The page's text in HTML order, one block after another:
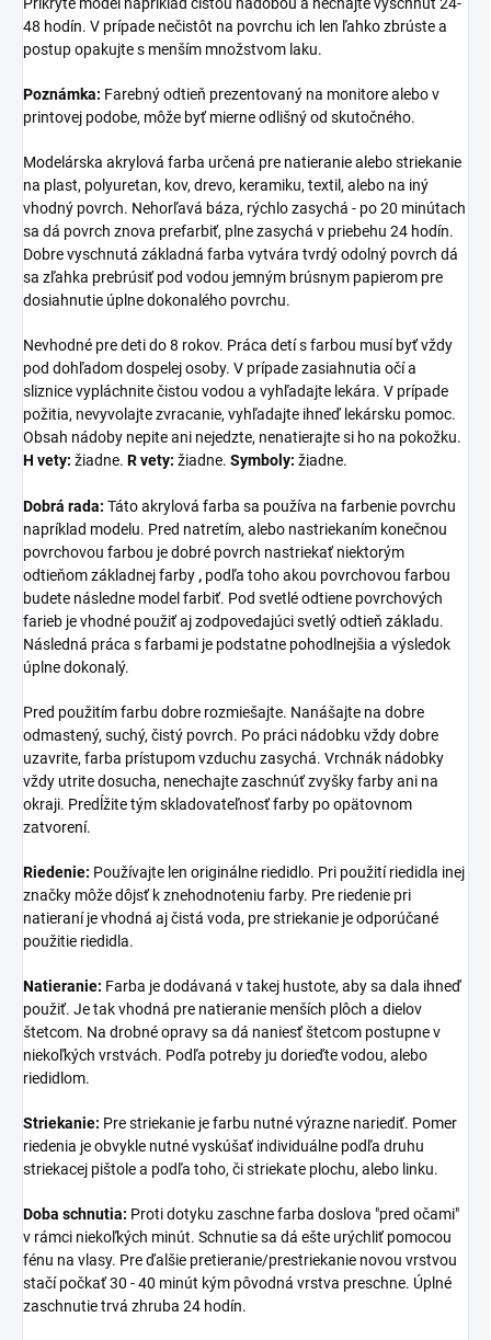
48 hodín. V prípade nečistôt na povrchu ich len ľahko zbrúste a
postup opakujte s menším množstvom laku.
Poznámka: Farebný odtieň prezentovaný na monitore alebo v
printovej podobe, môže byť mierne odlišný od skutočného.
Modelárska akrylová farba určená pre natieranie alebo striekanie
na plast, polyuretan, kov, drevo, keramiku, textil, alebo na iný
vhodný povrch. Nehorľavá báza, rýchlo zasychá - po 20 minútach
sa dá povrch znova prefarbiť, plne zasychá v priebehu 24 hodín.
Dobre vyschnutá základná farba vytvára tvrdý odolný povrch dá
sa zľahka prebrúsiť pod vodou jemným brúsnym papierom pre
dosiahnutie úplne dokonalého povrchu.
Nevhodné pre deti do 8 rokov. Práca detí s farbou musí byť vždy
pod dohľadom dospelej osoby. V prípade zasiahnutia očí a
sliznice vypláchnite čistou vodou a vyhľadajte lekára. V prípade
požitia, nevyvolajte zvracanie, vyhľadajte ihneď lekársku pomoc.
Obsah nádoby nepite ani nejedzte, nenatierajte si ho na pokožku.
H vety: žiadne. R vety: žiadne. Symboly: žiadne.
Dobrá rada: Táto akrylová farba sa používa na farbenie povrchu
napríklad modelu. Pred natretím, alebo nastriekaním konečnou
povrchovou farbou je dobré povrch nastriekať niektorým
odtieňom základnej farby , podľa toho akou povrchovou farbou
budete následne model farbiť. Pod svetlé odtiene povrchových
farieb je vhodné použiť aj zodpovedajúci svetlý odtieň základu.
Následná práca s farbami je podstatne pohodlnejšia a výsledok
úplne dokonalý.
Pred použitím farbu dobre rozmiešajte. Nanášajte na dobre
odmastený, suchý, čistý povrch. Po práci nádobku vždy dobre
uzavrite, farba prístupom vzduchu zasychá. Vrchnák nádobky
vždy utrite dosucha, nenechajte zaschnúť zvyšky farby ani na
okraji. Predĺžite tým skladovateľnosť farby po opätovnom
zatvorení.
Riedenie: Používajte len originálne riedidlo. Pri použití riedidla inej
značky môže dôjsť k znehodnoteniu farby. Pre riedenie pri
natieraní je vhodná aj čistá voda, pre striekanie je odporúčané
použitie riedidla.
Natieranie: Farba je dodávaná v takej hustote, aby sa dala ihneď
použiť. Je tak vhodná pre natieranie menších plôch a dielov
štetcom. Na drobné opravy sa dá naniesť štetcom postupne v
niekoľkých vrstvách. Podľa potreby ju dorieďte vodou, alebo
riedidlom.
Striekanie: Pre striekanie je farbu nutné výrazne nariediť. Pomer
riedenia je obvykle nutné vyskúšať individuálne podľa druhu
striekacej pištole a podľa toho, či striekate plochu, alebo linku.
Doba schnutia: Proti dotyku zaschne farba doslova "pred očami"
v rámci niekoľkých minút. Schnutie sa dá ešte urýchliť pomocou
fénu na vlasy. Pre ďalšie pretieranie/prestriekanie novou vrstvou
stačí počkať 30 - 40 minút kým pôvodná vrstva preschne. Úplné
zaschnutie trvá zhruba 24 hodín.